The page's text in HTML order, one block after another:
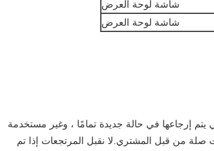
شاشة لوحة العرض
شاشة لوحة العرض
التي يتم إرجاعها في حالة جديدة تمامًا ، وغير مستخدمة
من قبل المشتري.لا نقبل المرتجعات إذا تم